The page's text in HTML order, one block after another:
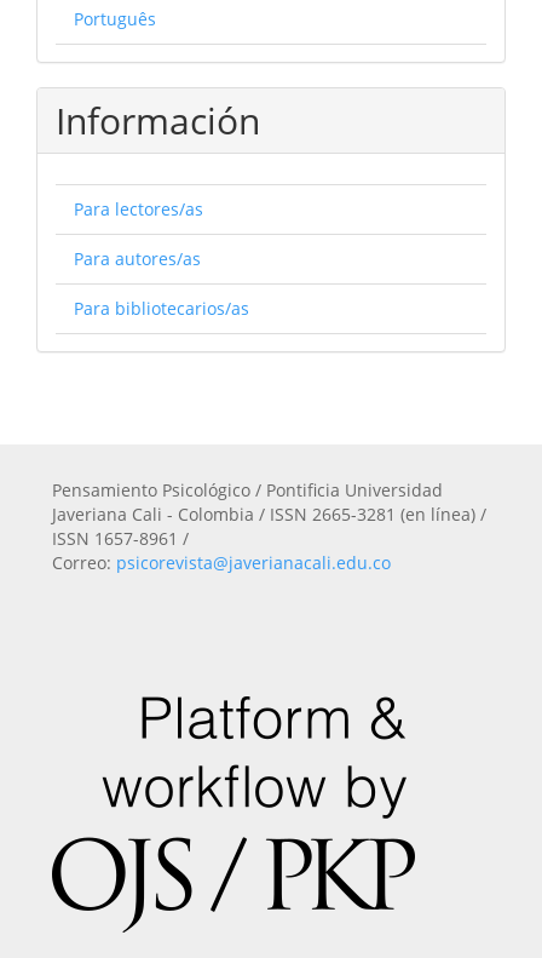
Português
Información
Para lectores/as
Para autores/as
Para bibliotecarios/as
Pensamiento Psicológico / Pontificia Universidad
Javeriana Cali - Colombia / ISSN 2665-3281 (en línea) /
ISSN 1657-8961 /
Correo: psicorevista@javerianacali.edu.co